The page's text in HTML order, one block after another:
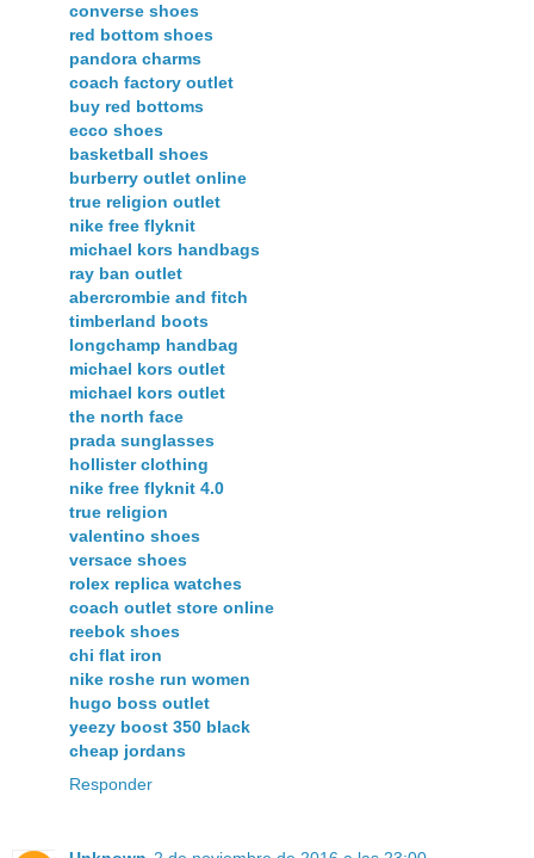
converse shoes
red bottom shoes
pandora charms
coach factory outlet
buy red bottoms
ecco shoes
basketball shoes
burberry outlet online
true religion outlet
nike free flyknit
michael kors handbags
ray ban outlet
abercrombie and fitch
timberland boots
longchamp handbag
michael kors outlet
michael kors outlet
the north face
prada sunglasses
hollister clothing
nike free flyknit 4.0
true religion
valentino shoes
versace shoes
rolex replica watches
coach outlet store online
reebok shoes
chi flat iron
nike roshe run women
hugo boss outlet
yeezy boost 350 black
cheap jordans
Responder